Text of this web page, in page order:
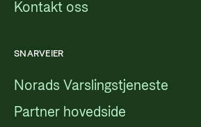
Kontakt oss
SNARVEIER
Norads Varslingstjeneste
Partner hovedside